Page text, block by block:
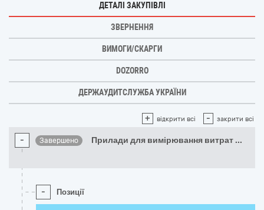
ДЕТАЛІ ЗАКУПІВЛІ
ЗВЕРНЕННЯ
ВИМОГИ/СКАРГИ
DOZORRO
ДЕРЖАУДИТСЛУЖБА УКРАЇНИ
+ відкрити всі - закрити всі
- Завершено Прилади для вимірювання витрат ...
- Позиції